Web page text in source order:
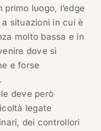
luogo, l’edge
situazioni in cui è
molto bassa e in
dove si
e forse
deve però
legate
dei controllori